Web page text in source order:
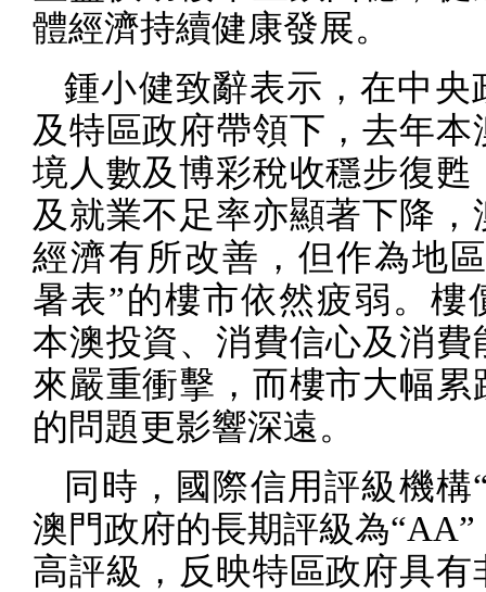
體經濟持續健康發展。
鍾小健致辭表示，在中央
及特區政府帶領下，去年本
境人數及博彩稅收穩步復甦
及就業不足率亦顯著下降，
經濟有所改善，但作為地
暑表”的樓市依然疲弱。樓
本澳投資、消費信心及消費
來嚴重衝擊，而樓市大幅累
的問題更影響深遠。
同時，國際信用評級機構
澳門政府的長期評級為“AA
高評級，反映特區政府具有